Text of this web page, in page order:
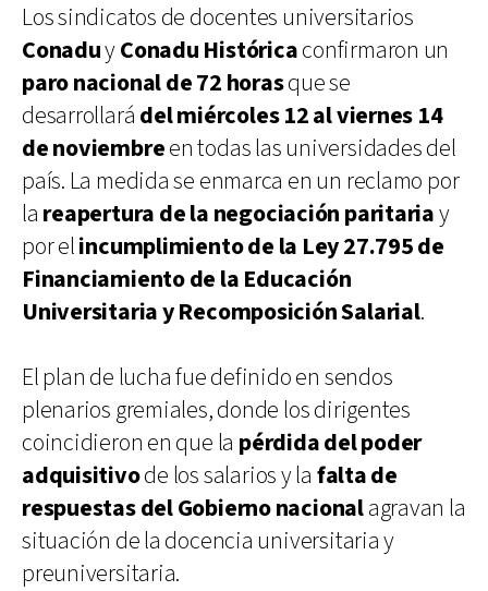
Los sindicatos de docentes universitarios
ConaduyConadu Históricaconfirmaron un
paro nacional de 72 horasque se
desarrollará del miércoles 12 al viernes 14
de noviembreen todas las universidades del
país. La medida se enmarca en un reclamo por
la reapertura de la negociación paritariay
por elincumplimiento de la Ley 27.795 de
Financiamiento de la Educación
Universitaria y Recomposición Salarial.
El plan de lucha fue definido en sendos
plenarios gremiales, donde los dirigentes
coincidieron en que la pérdida del poder
adquisitivode los salarios y la falta de
respuestas del Gobierno nacionalagravan la
situación de la docencia universitaria y
preuniversitaria.